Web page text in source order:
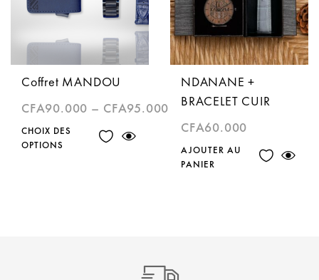
Coffret MANDOU
CFA90.000 – CFA95.000
CHOIX DES
OPTIONS
NDANANE +
BRACELET CUIR
CFA60.000
AJOUTER AU
PANIER